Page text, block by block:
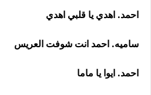
احمد. اهدي يا قلبي اهدي
ساميه. احمد انت شوفت العريس
احمد. ايوا يا ماما